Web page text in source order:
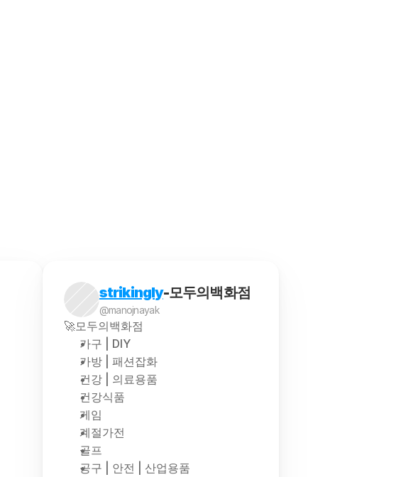
strikingly-모두의백화점
@manojnayak
🚀모두의백화점
가구 | DIY
가방 | 패션잡화
건강 | 의료용품
건강식품
게임
계절가전
골프
공구 | 안전 | 산업용품